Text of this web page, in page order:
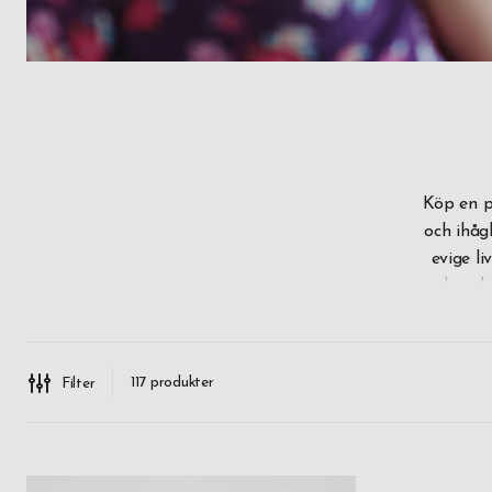
Köp en
och
evige
Filter 117 produkter